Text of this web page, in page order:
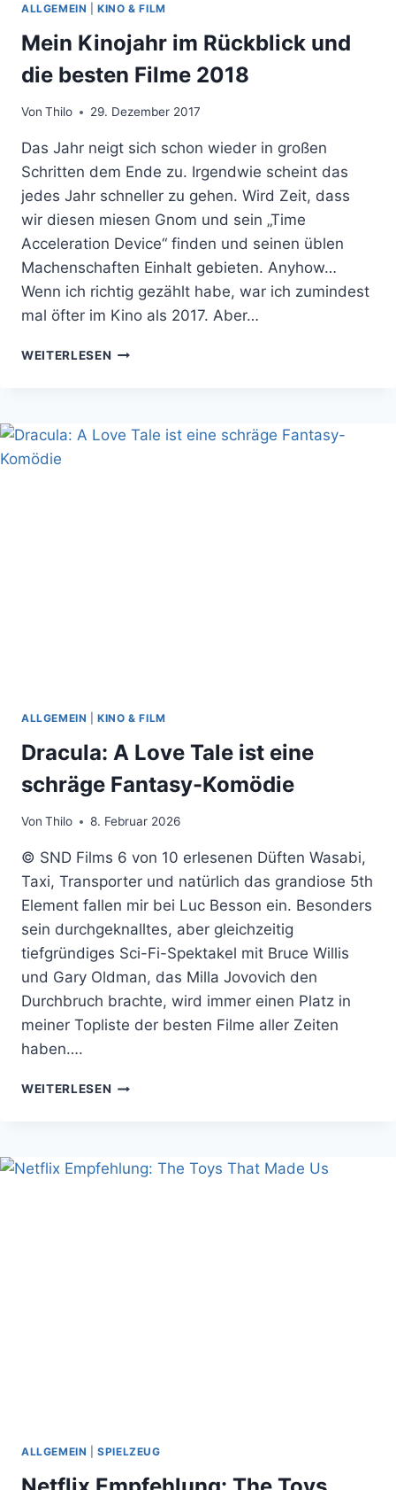
ALLGEMEIN |KINO & FILM
Mein Kinojahr im Rückblick und
die besten Filme 2018
Von Thilo 29. Dezember 2017
Das Jahr neigt sich schon wieder in großen
Schritten dem Ende zu. Irgendwie scheint das
jedes Jahr schneller zu gehen. Wird Zeit, dass
wir diesen miesen Gnom und sein „Time
Acceleration Device“ finden und seinen üblen
Machenschaften Einhalt gebieten. Anyhow…
Wenn ich richtig gezählt habe, war ich zumindest
mal öfter im Kino als 2017. Aber…
WEITERLESEN MEIN
UND
DIE
ALLGEMEIN |KINO & FILM
Dracula: A Love Tale ist eine
schräge Fantasy-Komödie
Von Thilo 8. Februar 2026
© SND Films 6 von 10 erlesenen Düften Wasabi,
Taxi, Transporter und natürlich das grandiose 5th
Element fallen mir bei Luc Besson ein. Besonders
sein durchgeknalltes, aber gleichzeitig
tiefgründiges Sci-Fi-Spektakel mit Bruce Willis
und Gary Oldman, das Milla Jovovich den
Durchbruch brachte, wird immer einen Platz in
meiner Topliste der besten Filme aller Zeiten
haben….
WEITERLESEN DRACULA:
IST
EINE
ALLGEMEIN |SPIELZEUG